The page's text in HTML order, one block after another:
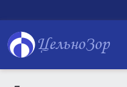
ЦельноЗор